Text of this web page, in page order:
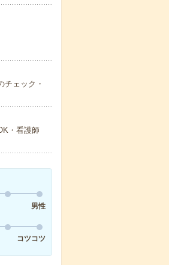
ェック・
・看護師
男性
コツコツ